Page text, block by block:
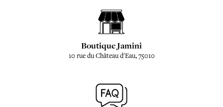
Boutique Jamini
10 rue du Château d'Eau, 75010